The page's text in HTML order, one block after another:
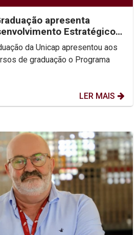
apresenta
Estratégico
da Unicap apresentou aos
de graduação o Programa
LER MAIS